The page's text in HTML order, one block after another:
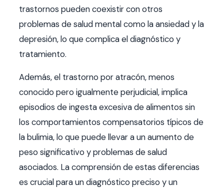
trastornos pueden coexistir con otros
problemas de salud mental como la ansiedad y la
depresión, lo que complica el diagnóstico y
tratamiento.
Además, el trastorno por atracón, menos
conocido pero igualmente perjudicial, implica
episodios de ingesta excesiva de alimentos sin
los comportamientos compensatorios típicos de
la bulimia, lo que puede llevar a un aumento de
peso significativo y problemas de salud
asociados. La comprensión de estas diferencias
es crucial para un diagnóstico preciso y un